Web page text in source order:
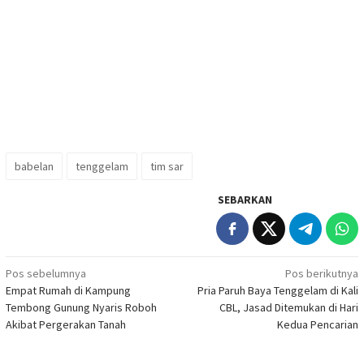
babelan tenggelam tim sar
SEBARKAN
Navigasi
pos
Pos sebelumnya
Empat Rumah di Kampung
Tembong Gunung Nyaris Roboh
Akibat Pergerakan Tanah
Pos berikutnya
Pria Paruh Baya Tenggelam di Kali
CBL, Jasad Ditemukan di Hari
Kedua Pencarian